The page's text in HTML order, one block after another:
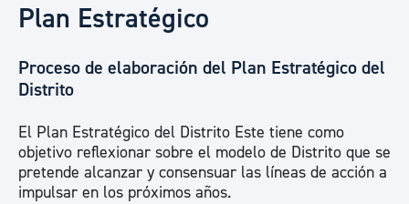
Plan Estratégico
Proceso de elaboración del Plan Estratégico del
Distrito
El Plan Estratégico del Distrito Este tiene como
objetivo reflexionar sobre el modelo de Distrito que se
pretende alcanzar y consensuar las líneas de acción a
impulsar en los próximos años.